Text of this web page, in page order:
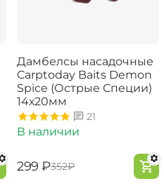
Дамбелсы насадочные
Carptoday Baits Demon
Spice (Острые Специи)
14х20мм
21
В наличии
‍299‍ ₽‍352‍₽